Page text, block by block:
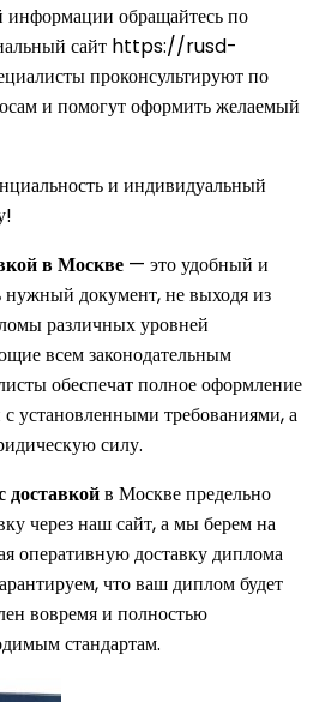
обращайтесь по
сайт https://rusd-
проконсультируют по
и помогут оформить желаемый
и индивидуальный
в Москве — это удобный и
документ, не выходя из
различных уровней
всем законодательным
обеспечат полное оформление
с установленными требованиями, а
силу.
доставкойв Москве предельно
через наш сайт, а мы берем на
оперативную доставку диплома
что ваш диплом будет
вовремя и полностью
стандартам.